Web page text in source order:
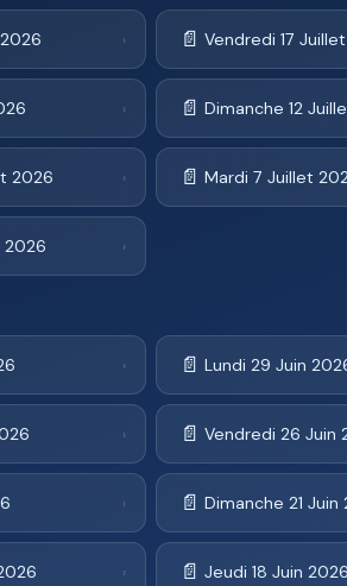
› 📄 Vendredi 17
› 📄 Dimanche 12
2026 › 📄 Mardi 7 Juillet
2026 ›
› 📄 Lundi 29 Juin
› 📄 Vendredi 26 Juin
› 📄 Dimanche 21 Juin
› 📄 Jeudi 18 Juin 2026